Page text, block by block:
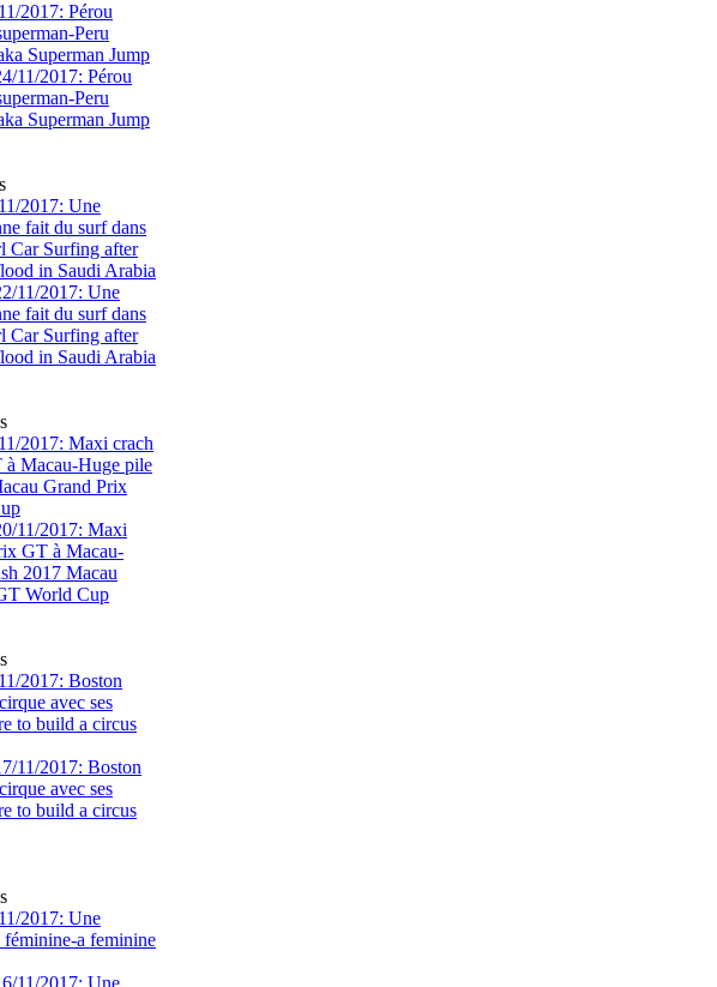
2017: Pérou
Peru
Superman Jump
2017: Une
fait du surf dans
Car Surfing after
in Saudi Arabia
2017: Maxi crach
Macau-Huge pile
Grand Prix
2017: Boston
avec ses
to build a circus
2017: Une
a feminine